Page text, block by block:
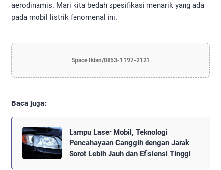
aerodinamis. Mari kita bedah spesifikasi menarik yang ada
pada mobil listrik fenomenal ini.
Space Iklan/0853-1197-2121
Baca juga:
Lampu Laser Mobil, Teknologi
Pencahayaan Canggih dengan Jarak
Sorot Lebih Jauh dan Efisiensi Tinggi